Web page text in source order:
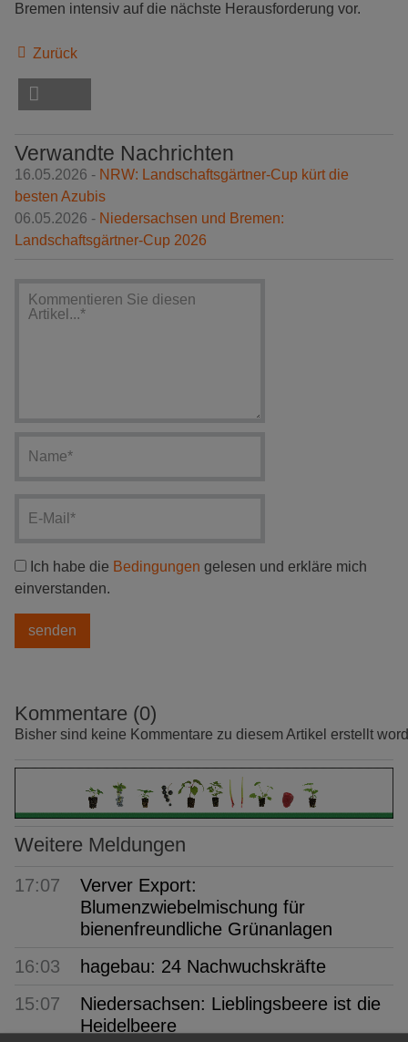
Bremen intensiv auf die nächste Herausforderung vor.
Zurück
Verwandte Nachrichten
16.05.2026 - NRW: Landschaftsgärtner-Cup kürt die
besten Azubis
06.05.2026 - Niedersachsen und Bremen:
Landschaftsgärtner-Cup 2026
Ich habe die Bedingungen gelesen und erkläre mich
einverstanden.
Kommentare (0)
Bisher sind keine Kommentare zu diesem Artikel erstellt
Weitere Meldungen
17:07
Verver Export:
Blumenzwiebelmischung für
bienenfreundliche Grünanlagen
16:03
hagebau: 24 Nachwuchskräfte
15:07
Niedersachsen: Lieblingsbeere ist die
Heidelbeere